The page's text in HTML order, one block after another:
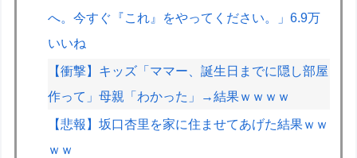
へ。今すぐ『これ』をやってください。」6.9万
いいね
【衝撃】キッズ「ママー、誕生日までに隠し部屋
作って」母親「わかった」→結果ｗｗｗｗ
【悲報】坂口杏里を家に住ませてあげた結果ｗｗ
ｗｗ